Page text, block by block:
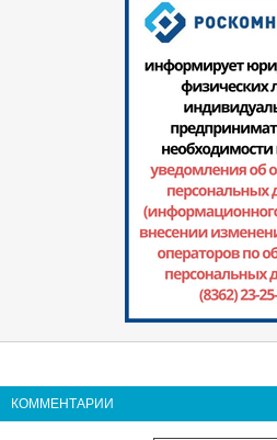
КОММЕНТАРИИ